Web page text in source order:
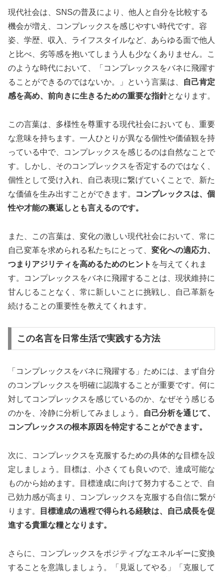
現代社会は、SNSの普及により、他人と自分を比較する
機会が増え、コンプレックスを感じやすい時代です。容
姿、学歴、収入、ライフスタイルなど、あらゆる面で他人
と比べ、劣等感を抱いてしまう人も少なくありません。こ
のような時代において、「コンプレックスをバネに飛躍す
ることができるのではないか。」という言葉は、
自己肯定
感を高め、前向きに生きるための重要な指針となります。
この言葉は、多様性を尊重する現代社会においても、重要
な意味を持ちます。一人ひとりが異なる個性や価値観を持
っている中で、コンプレックスを感じるのは自然なことで
す。しかし、そのコンプレックスを否定するのではなく、
個性として受け入れ、自己表現に繋げていくことで、新た
な価値を生み出すことができます。
コンプレックスは、個
性や才能の裏返しとも言えるのです。
また、この言葉は、変化の激しい現代社会において、常に
自己変革を求められる私たちにとって、 変化への適応力、
つまりアジリティを高めるためのヒント を与えてくれま
す。コンプレックスをバネに飛躍することは、現状維持に
甘んじることなく、常に新しいことに挑戦し、自己革新を
続けることの重要性を教えてくれます。
この名言を日常生活で実践する方法
「コンプレックスをバネに飛躍する」ためには、まず自分
のコンプレックスを明確に認識することが重要です。何に
対してコンプレックスを感じているのか、なぜそう感じる
のかを、冷静に分析してみましょう。
自己分析を通じて、
コンプレックスの根本原因を特定することができます。
次に、コンプレックスを克服するための具体的な目標を設
定しましょう。目標は、小さくても良いので、達成可能な
ものから始めます。目標達成に向けて努力することで、自
己効力感が高まり、コンプレックスを克服する自信に繋が
ります。
目標達成の過程で得られる経験は、自己成長を促
進する貴重な糧となります。
さらに、コンプレックスをポジティブなエネルギーに変換
することを意識しましょう。「見返してやる」「克服して